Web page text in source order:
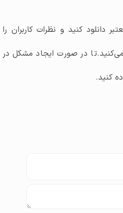
دانلود کنید و نظرات کاربران را
در صورت ایجاد مشکل در
کنید.